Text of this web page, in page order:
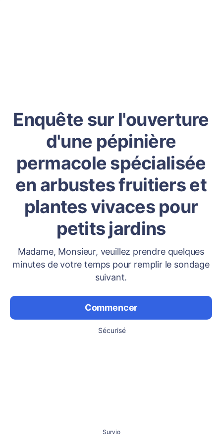
Enquête sur l'ouverture
d'une pépinière
permacole spécialisée
en arbustes fruitiers et
plantes vivaces pour
petits jardins
Madame, Monsieur, veuillez prendre quelques
minutes de votre temps pour remplir le sondage
suivant.
Commencer
Sécurisé
Survio